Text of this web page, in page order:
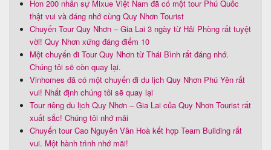
Hơn 200 nhân sự Mixue Việt Nam đã có một tour Phú Quốc
thật vui và đáng nhớ cùng Quy Nhơn Tourist
Chuyến Tour Quy Nhơn – Gia Lai 3 ngày từ Hải Phòng rất tuyệt
vời! Quy Nhơn xứng đáng điểm 10
Một chuyến đi Tour Quy Nhơn từ Thái Bình rất đáng nhớ.
Chúng tôi sẽ còn quay lại.
Vinhomes đã có một chuyến đi du lịch Quy Nhơn Phú Yên rất
vui! Nhất định chúng tôi sẽ quay lại
Tour riêng du lịch Quy Nhơn – Gia Lai của Quy Nhơn Tourist rất
xuất sắc! Chúng tôi nhớ mãi
Chuyến tour Cao Nguyên Vân Hoà kết hợp Team Building rất
vui. Một hành trình nhớ mãi!